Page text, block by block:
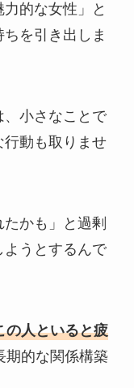
的な女性」と
を引き出しま
、小さなことで
動も取りませ
かも」と過剰
ようとするんで
の人といると疲
期的な関係構築